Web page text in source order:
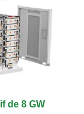
de 8 GW